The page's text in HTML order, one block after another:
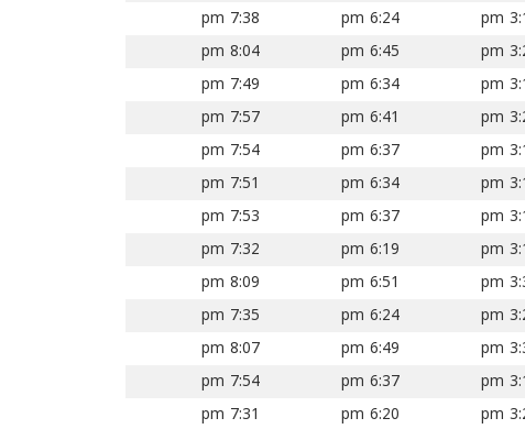
6:24 pm
7:38 pm
6:45 pm
8:04 pm
6:34 pm
7:49 pm
6:41 pm
7:57 pm
6:37 pm
7:54 pm
6:34 pm
7:51 pm
6:37 pm
7:53 pm
6:19 pm
7:32 pm
6:51 pm
8:09 pm
6:24 pm
7:35 pm
6:49 pm
8:07 pm
6:37 pm
7:54 pm
6:20 pm
7:31 pm